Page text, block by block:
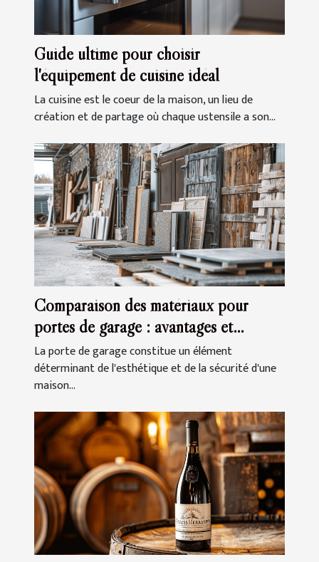
Guide ultime pour choisir
l'équipement de cuisine idéal
La cuisine est le coeur de la maison, un lieu de
création et de partage où chaque ustensile a son...
Comparaison des matériaux pour
portes de garage : avantages et
inconvénients
La porte de garage constitue un élément
déterminant de l'esthétique et de la sécurité d'une
maison...